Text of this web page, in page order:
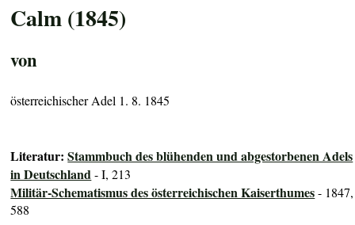
Calm (1845)
von
österreichischer Adel 1. 8. 1845
Literatur:Stammbuch des blühenden und abgestorbenen Adels
in Deutschland- I, 213
Militär-Schematismus des österreichischen Kaiserthumes- 1847,
588